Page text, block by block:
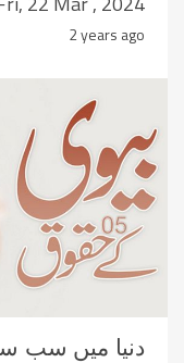
2 years ago
دنیا میں سب